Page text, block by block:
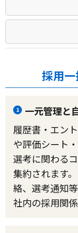
採用
1
一元管理と
履歴書・エン
や評価シート
選考に関わる
集約されます
絡、選考通知
社内の採用関